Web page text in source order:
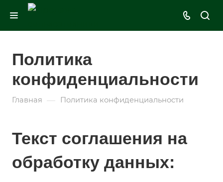
Политика
конфиденциальности
Главная — Политика конфиденциальности
Текст соглашения на
обработку данных: